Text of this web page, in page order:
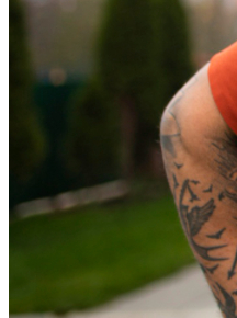
Cruzeiro